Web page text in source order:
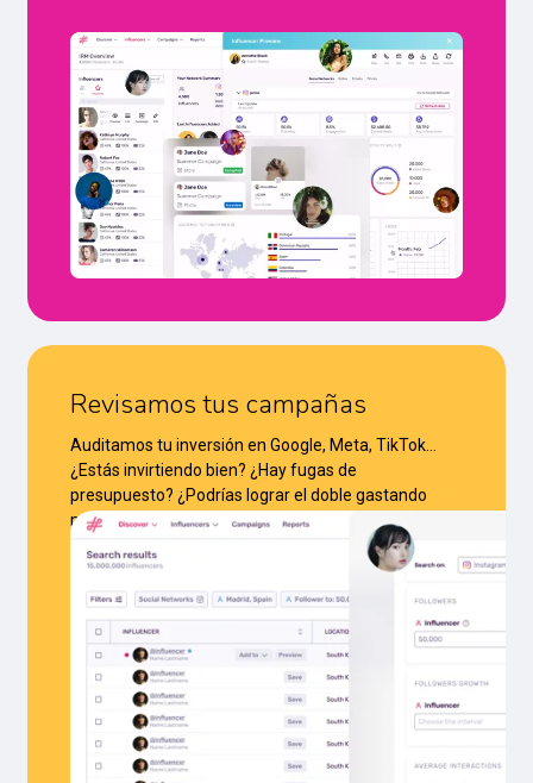
Revisamos tus campañas
Auditamos tu inversión en Google, Meta, TikTok…
¿Estás invirtiendo bien? ¿Hay fugas de
presupuesto? ¿Podrías lograr el doble gastando
menos? Lo sabrás